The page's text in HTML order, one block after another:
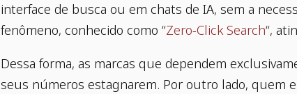
interface de busca ou em chats de IA, sem a
fenômeno, conhecido como “Zero-Click Search“,
Dessa forma, as marcas que dependem
seus números estagnarem. Por outro lado, quem